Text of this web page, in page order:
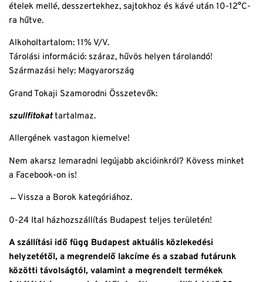
ételek mellé, desszertekhez, sajtokhoz és kávé után 10-12°C-
ra hűtve.
Alkoholtartalom: 11% V/V.
Tárolási információ: száraz, hűvös helyen tárolandó!
Származási hely: Magyarország
Grand Tokaji Szamorodni Összetevők:
szullfitokattartalmaz.
Allergének vastagon kiemelve!
Nem akarsz lemaradni legújabb akcióinkról? Kövess minket
a Facebook-on is!
←Vissza a Borok kategóriához.
0-24 Ital házhozszállítás Budapest teljes területén!
A szállítási idő függ Budapest aktuális közlekedési
helyzetétől, a megrendelő lakcíme és a szabad futárunk
közötti távolságtól, valamint a megrendelt termékek